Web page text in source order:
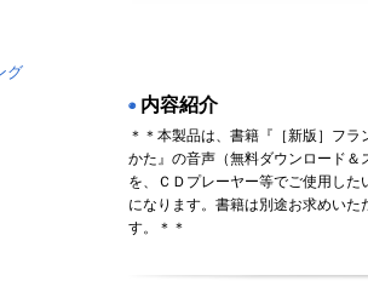
◉ 内容紹介
＊＊本製品は、書籍『［新版］フラ
かた』の音声（無料ダウンロード＆
を、ＣＤプレーヤー等でご使用した
になります。書籍は別途お求めいた
す。＊＊
グ